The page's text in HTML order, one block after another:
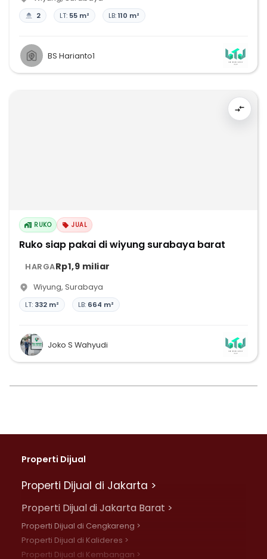
2 LT: 55 m² LB:110 m²
BS Harianto1
RUKO JUAL
Ruko siap pakai di wiyung surabaya barat
HARGARp1,9 miliar
Wiyung, Surabaya
LT: 332 m² LB: 664 m²
Joko S Wahyudi
Properti Dijual
Properti Dijual di Jakarta >
Properti Dijual di Jakarta Barat >
Properti Dijual di Cengkareng >
Properti Dijual di Kalideres >
Properti Dijual di Kembangan >